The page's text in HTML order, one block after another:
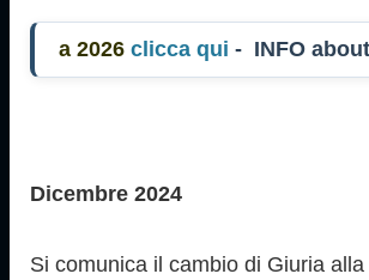
026 clicca qui- INFO about
Dicembre 2024
Si comunica il cambio di Giuria